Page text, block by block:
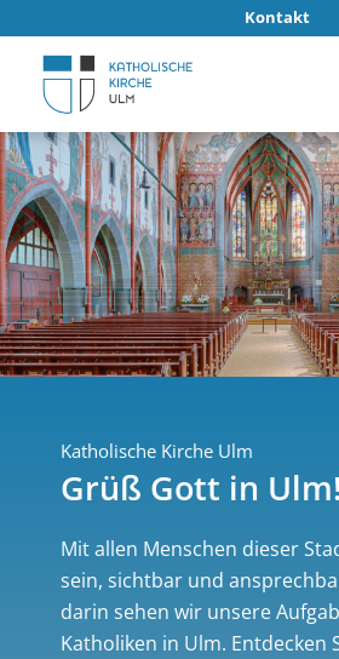
Kontakt
Katholische Kirche Ulm
Grüß Gott in Ulm!
Mit allen Menschen dieser
sein, sichtbar und
darin sehen wir unsere
Katholiken in Ulm. Entdecken